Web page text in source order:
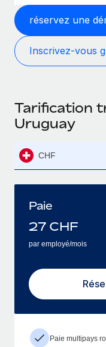
réservez une
Inscrivez-vous
Tarification
Uruguay
CHF
Paie
27 CHF
par employé/mois
Paie multipays